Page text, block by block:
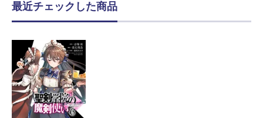
最近チェックした商品